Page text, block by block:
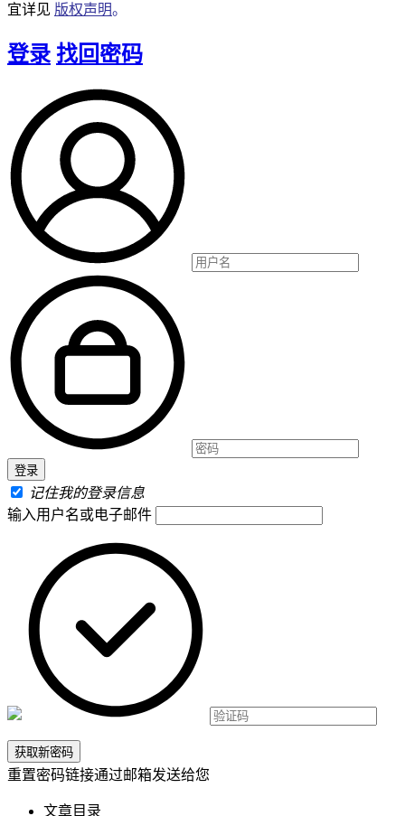
宜详见 版权声明。
登录 找回密码
记住我的登录信息
输入用户名或电子邮件
重置密码链接通过邮箱发送给您
文章目录